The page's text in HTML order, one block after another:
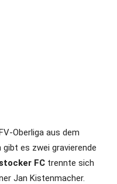
Oberliga aus dem
es zwei gravierende
FC trennte sich
Jan Kistenmacher.